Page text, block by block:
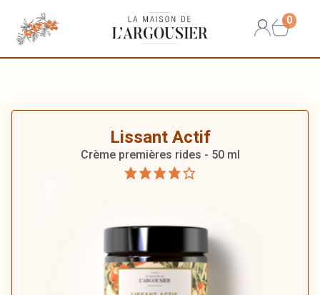
0
Lissant Actif
Crème premières rides - 50 ml